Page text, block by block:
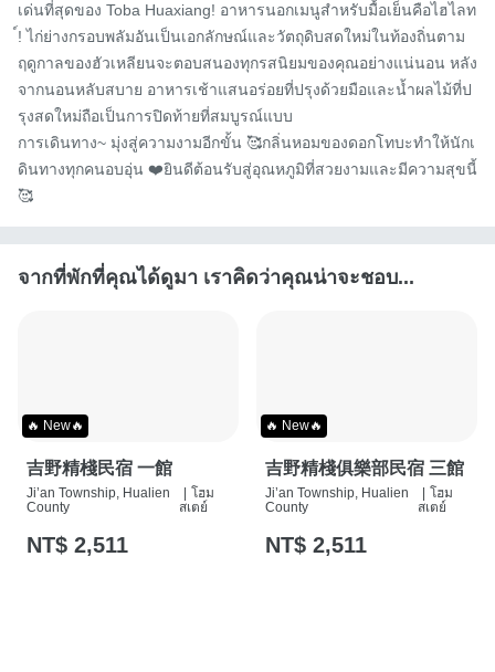
เด่นที่สุดของ Toba Huaxiang! อาหารนอกเมนูสำหรับมื้อเย็นคือไฮไลท
์! ไก่ย่างกรอบพลัมอันเป็นเอกลักษณ์และวัตถุดิบสดใหม่ในท้องถิ่นตาม
ฤดูกาลของฮัวเหลียนจะตอบสนองทุกรสนิยมของคุณอย่างแน่นอน หลัง
จากนอนหลับสบาย อาหารเช้าแสนอร่อยที่ปรุงด้วยมือและน้ำผลไม้ที่ป
รุงสดใหม่ถือเป็นการปิดท้ายที่สมบูรณ์แบบ
การเดินทาง~ มุ่งสู่ความงามอีกขั้น 🥰กลิ่นหอมของดอกโทบะทำให้นักเ
ดินทางทุกคนอบอุ่น ❤️ยินดีต้อนรับสู่อุณหภูมิที่สวยงามและมีความสุขนี้
🥰
จากที่พักที่คุณได้ดูมา เราคิดว่าคุณน่าจะชอบ...
🔥 New🔥
吉野精棧民宿 一館
Ji’an Township, Hualien
County
| โฮม
สเตย์
NT$ 2,511
🔥 New🔥
吉野精棧俱樂部民宿 三館
Ji’an Township, Hualien
County
| โฮม
สเตย์
NT$ 2,511